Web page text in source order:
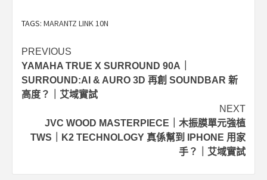
TAGS: MARANTZ LINK 10N
Post
navigation
PREVIOUS
YAMAHA TRUE X SURROUND 90A｜
SURROUND:AI & AURO 3D 再創 SOUNDBAR 新
高度？｜艾域實試
NEXT
JVC WOOD MASTERPIECE｜木振膜單元強植
TWS｜K2 TECHNOLOGY 真係幫到 IPHONE 用家
手？｜艾域實試